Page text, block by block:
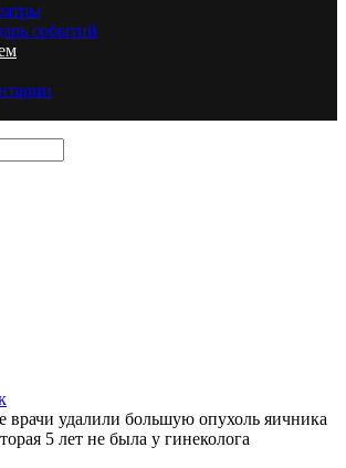
событий
врачи удалили большую опухоль яичника
5 лет не была у гинеколога